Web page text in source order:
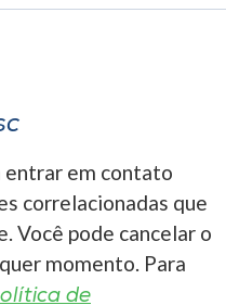
entrar em contato
correlacionadas que
Você pode cancelar o
momento. Para
de